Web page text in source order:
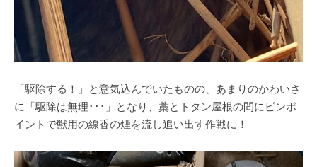
「駆除する！」と意気込んでいたものの、あまりのかわいさ
に「駆除は無理･･･」となり、藁とトタン屋根の間にピンポ
イントで獣用の線香の煙を流し追い出す作戦に！